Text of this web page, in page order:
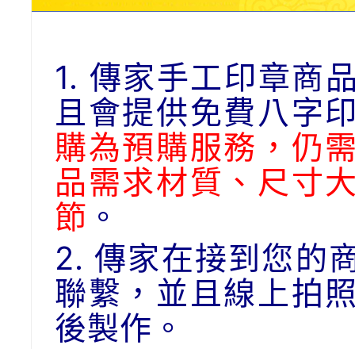
1. 傳家手工印章商
且會提供免費八字
購為預購服務，仍
品需求材質、尺寸
節 。
2. 傳家在接到您的
聯繫，並且線上拍
後製作。